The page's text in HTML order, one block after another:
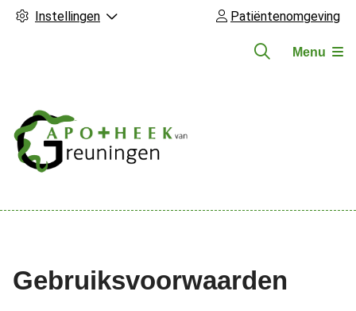
Instellingen Patiëntenomgeving
Menu
Gebruiksvoorwaarden